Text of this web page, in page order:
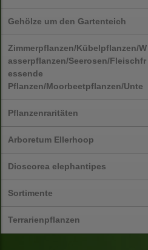
Gehölze um den Gartenteich
Zimmerpflanzen/Kübelpflanzen/W
asserpflanzen/Seerosen/Fleischfr
essende
Pflanzen/Moorbeetpflanzen/Unte
Pflanzenraritäten
Arboretum Ellerhoop
Dioscorea elephantipes
Sortimente
Terrarienpflanzen